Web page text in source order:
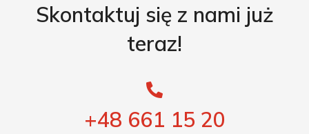
Skontaktuj się z nami już
teraz!
+48 661 15 20